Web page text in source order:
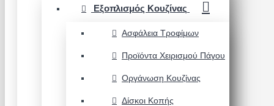
Εξοπλισμός Κουζίνας
Ασφάλεια Τροφίμων
Προϊόντα Χειρισμού Πάγου
Οργάνωση Κουζίνας
Δίσκοι Κοπής